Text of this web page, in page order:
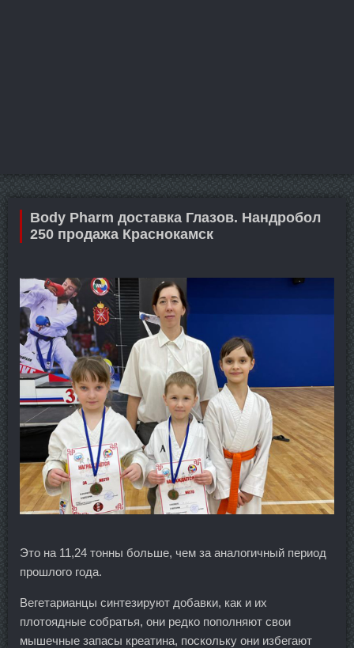
Body Pharm доставка Глазов. Нандробол
250 продажа Краснокамск
Это на 11,24 тонны больше, чем за аналогичный период
прошлого года.
Вегетарианцы синтезируют добавки, как и их
плотоядные собратья, они редко пополняют свои
мышечные запасы креатина, поскольку они избегают